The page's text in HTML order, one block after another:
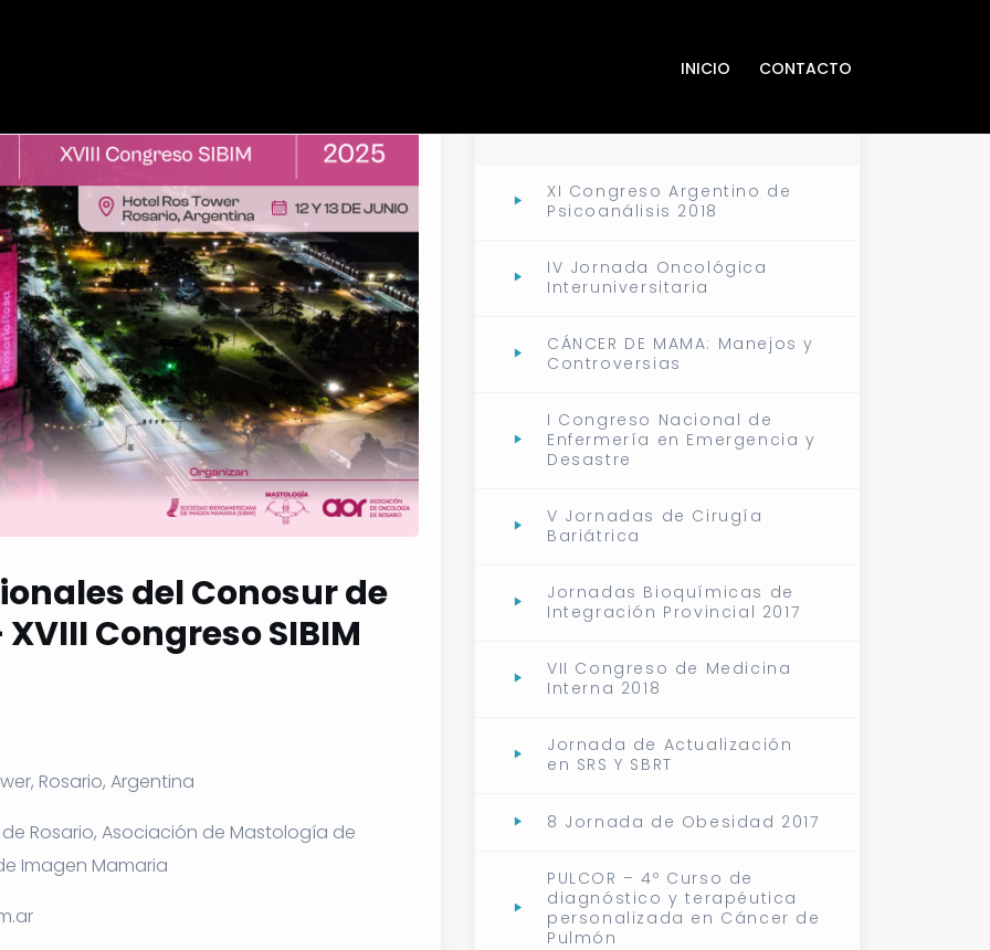
INICIO CONTACTO
del Conosur de
Congreso SIBIM
Rosario, Argentina
Rosario, Asociación de Mastología de
Imagen Mamaria
EVENTOS ANTERIORES
XI Congreso Argentino de
Psicoanálisis 2018
IV Jornada Oncológica
Interuniversitaria
CÁNCER DE MAMA: Manejos y
Controversias
I Congreso Nacional de
Enfermería en Emergencia y
Desastre
V Jornadas de Cirugía
Bariátrica
Jornadas Bioquímicas de
Integración Provincial 2017
VII Congreso de Medicina
Interna 2018
Jornada de Actualización
en SRS Y SBRT
8 Jornada de Obesidad 2017
PULCOR – 4º Curso de
diagnóstico y terapéutica
personalizada en Cáncer de
Pulmón